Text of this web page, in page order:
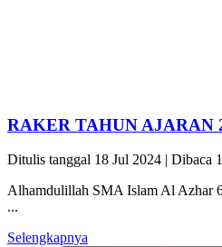
RAKER TAHUN AJARAN
Ditulis tanggal 18 Jul 2024 | Dibaca
Alhamdulillah SMA Islam Al Azhar
...
Selengkapnya